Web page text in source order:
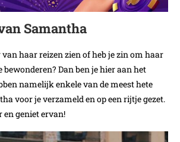
Samantha
haar reizen zien of heb je zin om haar
Dan ben je hier aan het
namelijk enkele van de meest hete
voor je verzameld en op een rijtje gezet.
en geniet ervan!